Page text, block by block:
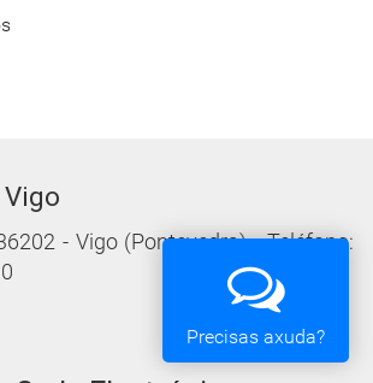
- Vigo (Pontevedra) - Teléfono:
Precisas axuda?